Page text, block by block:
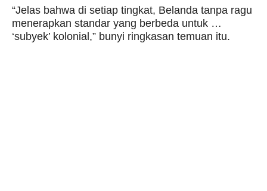
“Jelas bahwa di setiap tingkat, Belanda tanpa ragu
menerapkan standar yang berbeda untuk …
‘subyek’ kolonial,” bunyi ringkasan temuan itu.